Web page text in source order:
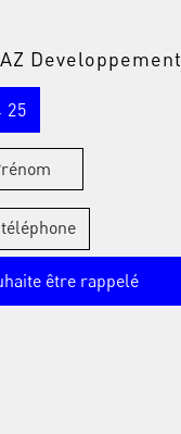
Developpement
25